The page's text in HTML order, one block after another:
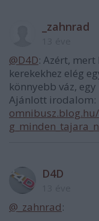
_zahnrad
@D4D: Azért,
kerekekhez elég
könnyebb váz,
Ajánlott irodalom:
D4D
@_zahnrad: